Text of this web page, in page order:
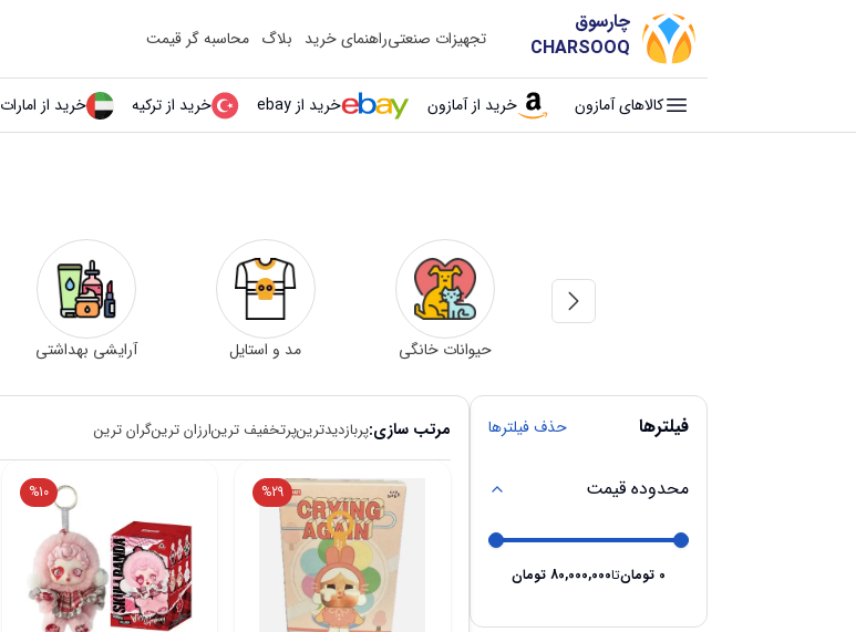
چارسوق
CHARSOOQ
تجهیزات صنعتیراهنمای خرید بلاگ محاسبه گر قیمت
کالاهای آمازون خرید از آمازون خرید از ebay خرید از ترکیه خرید از امارات
آرایشی بهداشتی مد و استایل حیوانات خانگی
Next slide
فیلترها حذف فیلترها
محدوده قیمت
0 تومانتا80,000,000 تومان
مرتب سازی:پربازدیدترینپرتخفیف ترینارزان ترینگران ترین
%29
%10